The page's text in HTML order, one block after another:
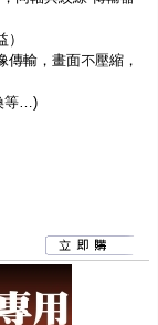
輸，畫面不壓縮，
等…)